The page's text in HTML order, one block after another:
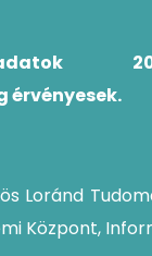
érvényesek.
Loránd
Központ,